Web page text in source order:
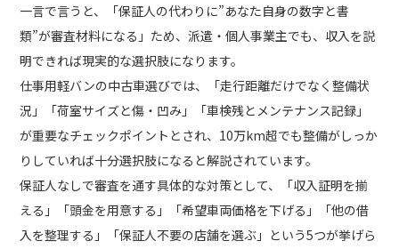
一言で言うと、「保証人の代わりに”あなた自身の数字と書
類”が審査材料になる」ため、派遣・個人事業主でも、収入を説
明できれば現実的な選択肢になります。
仕事用軽バンの中古車選びでは、「走行距離だけでなく整備状
況」「荷室サイズと傷・凹み」「車検残とメンテナンス記録」
が重要なチェックポイントとされ、10万km超でも整備がしっか
りしていれば十分選択肢になると解説されています。
保証人なしで審査を通す具体的な対策として、「収入証明を揃
える」「頭金を用意する」「希望車両価格を下げる」「他の借
入を整理する」「保証人不要の店舗を選ぶ」という5つが挙げら